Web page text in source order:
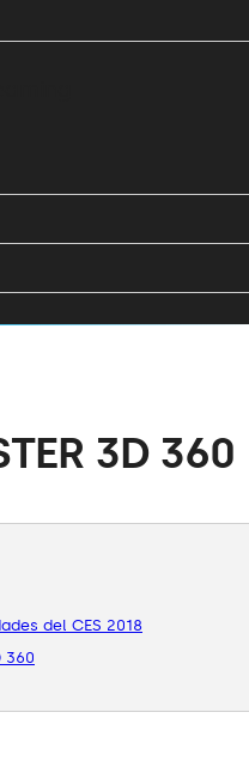
3D 360
del CES 2018
360